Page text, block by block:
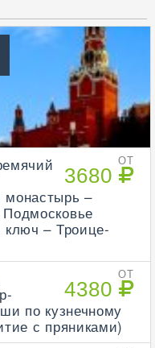
ОТ
3680
–
ключ – Троице-
ОТ
4380
по кузнечному
с пряниками)